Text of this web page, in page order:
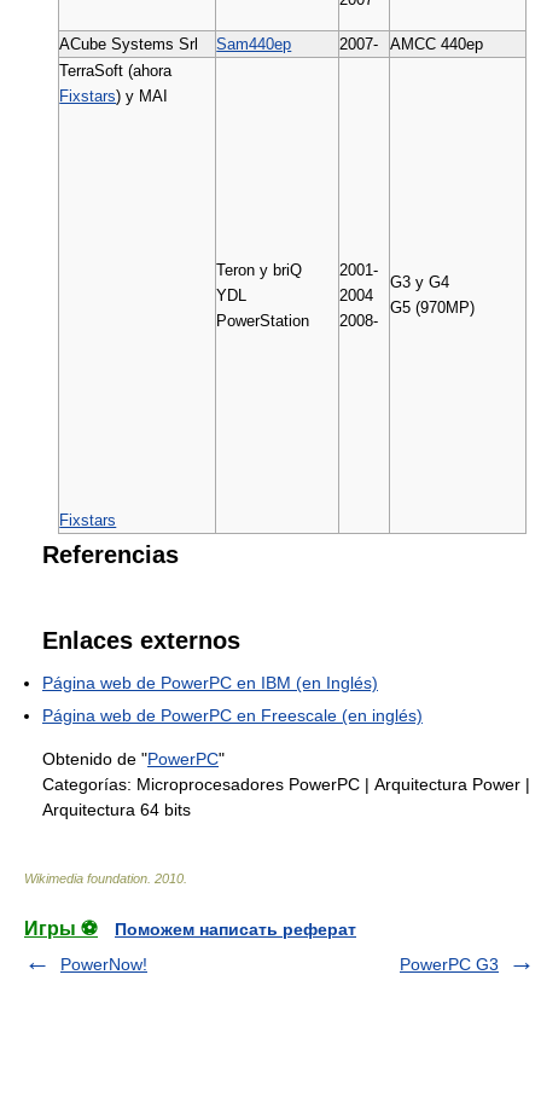
ACube Systems Srl Sam440ep 2007-
AMCC 440ep
TerraSoft (ahora
Fixstars) y MAI
Fixstars
Teron y briQ
YDL
PowerStation
2001-
2004
2008-
G3 y G4
G5 (970MP)
Referencias
Enlaces externos
Página web de PowerPC en IBM (en Inglés)
Página web de PowerPC en Freescale (en inglés)
Obtenido de "PowerPC"
Categorías: Microprocesadores PowerPC | Arquitectura Power |
Arquitectura 64 bits
Wikimedia foundation 2010
Игры ⚽
Поможем написать реферат
PowerNow!
PowerPC G3